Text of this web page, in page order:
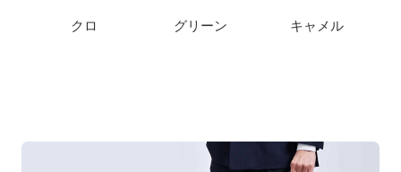
クロ グリーン キャメル